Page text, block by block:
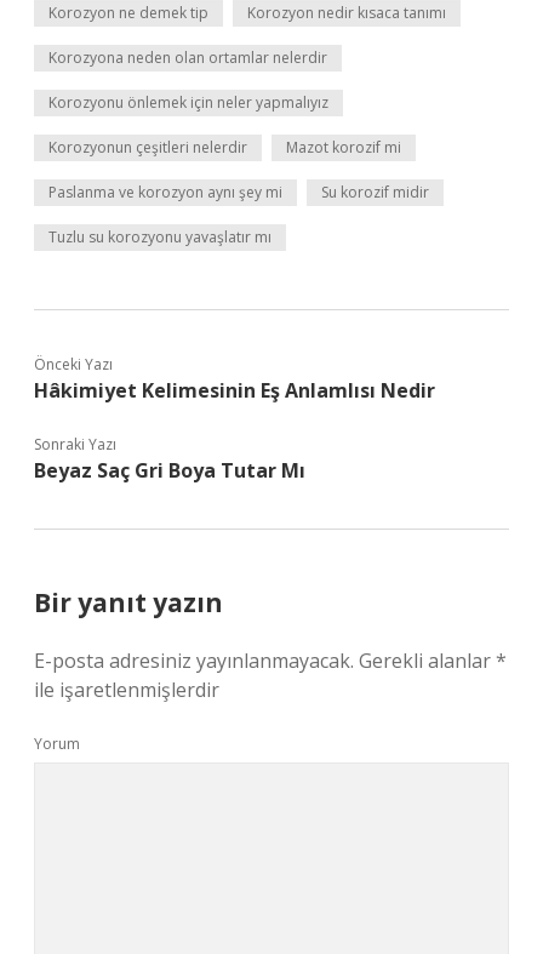
Korozyon ne demek tip Korozyon nedir kısaca tanımı
Korozyona neden olan ortamlar nelerdir
Korozyonu önlemek için neler yapmalıyız
Korozyonun çeşitleri nelerdir Mazot korozif mi
Paslanma ve korozyon aynı şey mi Su korozif midir
Tuzlu su korozyonu yavaşlatır mı
Önceki Yazı
Hâkimiyet Kelimesinin Eş Anlamlısı Nedir
Sonraki Yazı
Beyaz Saç Gri Boya Tutar Mı
Bir yanıt yazın
E-posta adresiniz yayınlanmayacak. Gerekli alanlar*
ile işaretlenmişlerdir
Yorum